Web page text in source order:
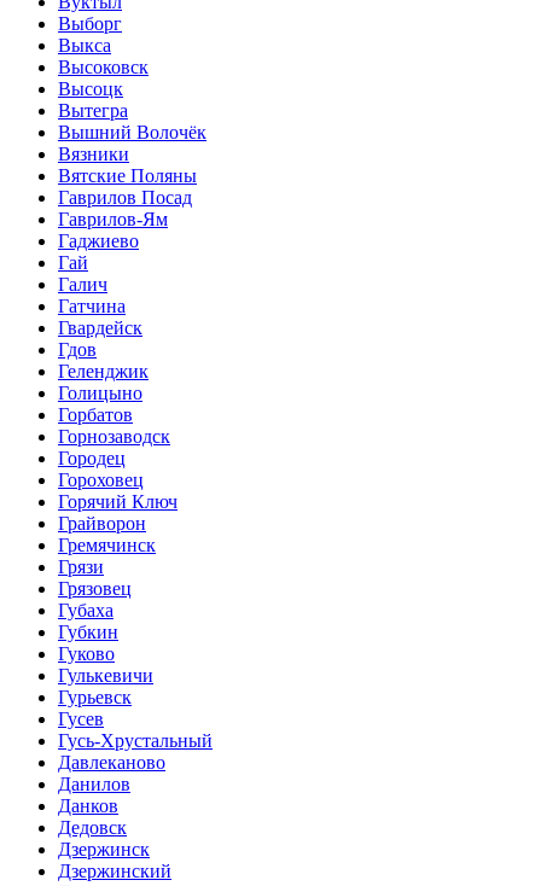
Выборг
Выкса
Высоковск
Высоцк
Вытегра
Вышний Волочёк
Вязники
Вятские Поляны
Гаврилов Посад
Гаврилов-Ям
Гаджиево
Гай
Галич
Гатчина
Гвардейск
Гдов
Геленджик
Голицыно
Горбатов
Горнозаводск
Городец
Гороховец
Горячий Ключ
Грайворон
Гремячинск
Грязи
Грязовец
Губаха
Губкин
Гуково
Гулькевичи
Гурьевск
Гусев
Гусь-Хрустальный
Давлеканово
Данилов
Данков
Дедовск
Дзержинск
Дзержинский